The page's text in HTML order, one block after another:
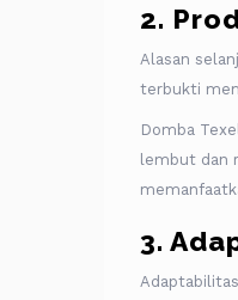
2.
Alasan
terbukti
Domba
lembut dan
3.